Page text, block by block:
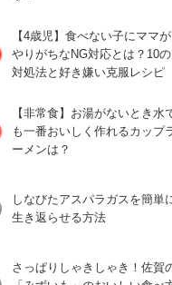
【4歳児】食べない子にママが
やりがちなNG対応とは？10の
対処法と好き嫌い克服レシピ
【非常食】お湯がないとき水
も一番おいしく作れるカップ
ーメンは？
しなびたアスパラガスを簡単
生き返らせる方法
さっぱりしゃきしゃき！佐賀